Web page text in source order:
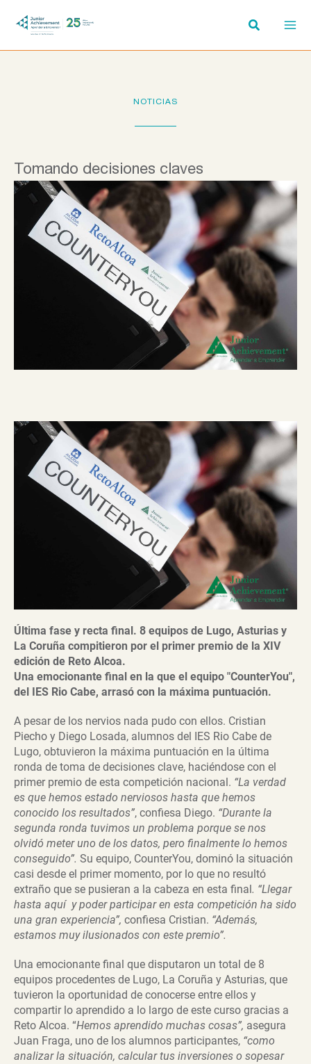
NOTICIAS
Tomando decisiones claves
Última fase y recta final. 8 equipos de Lugo, Asturias y
La Coruña compitieron por el primer premio de la XIV
edición de Reto Alcoa.
Una emocionante final en la que el equipo "CounterYou",
del IES Rio Cabe, arrasó con la máxima puntuación.
A pesar de los nervios nada pudo con ellos. Cristian
Piecho y Diego Losada, alumnos del IES Rio Cabe de
Lugo, obtuvieron la máxima puntuación en la última
ronda de toma de decisiones clave, haciéndose con el
primer premio de esta competición nacional. “La verdad
es que hemos estado nerviosos hasta que hemos
conocido los resultados”, confiesa Diego. “Durante la
segunda ronda tuvimos un problema porque se nos
olvidó meter uno de los datos, pero finalmente lo hemos
conseguido”. Su equipo, CounterYou, dominó la situación
casi desde el primer momento, por lo que no resultó
extraño que se pusieran a la cabeza en esta final . “Llegar
hasta aquí y poder participar en esta competición ha sido
una gran experiencia”, confiesa Cristian. “Además,
estamos muy ilusionados con este premio”.
Una emocionante final que disputaron un total de 8
equipos procedentes de Lugo, La Coruña y Asturias, que
tuvieron la oportunidad de conocerse entre ellos y
compartir lo aprendido a lo largo de este curso gracias a
Reto Alcoa. “Hemos aprendido muchas cosas”, asegura
Juan Fraga, uno de los alumnos participantes, “como
analizar la situación, calcular tus inversiones o sopesar